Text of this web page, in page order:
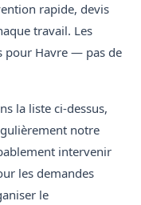
rapide, devis
travail. Les
pour Havre — pas de
la liste ci-dessus,
notre
intervenir
les demandes
le